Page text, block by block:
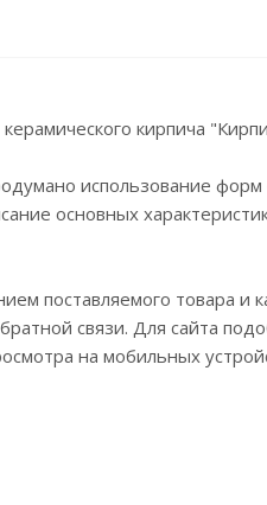
кирпича
использование
основных
поставляемого товара и
связи. Для сайта
на мобильных